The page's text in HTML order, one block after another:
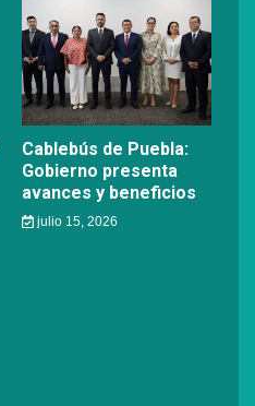
Cablebús de Puebla:
Gobierno presenta
avances y beneficios
julio 15, 2026